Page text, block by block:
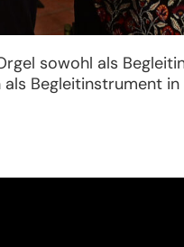
sowohl als
Begleitinstrument